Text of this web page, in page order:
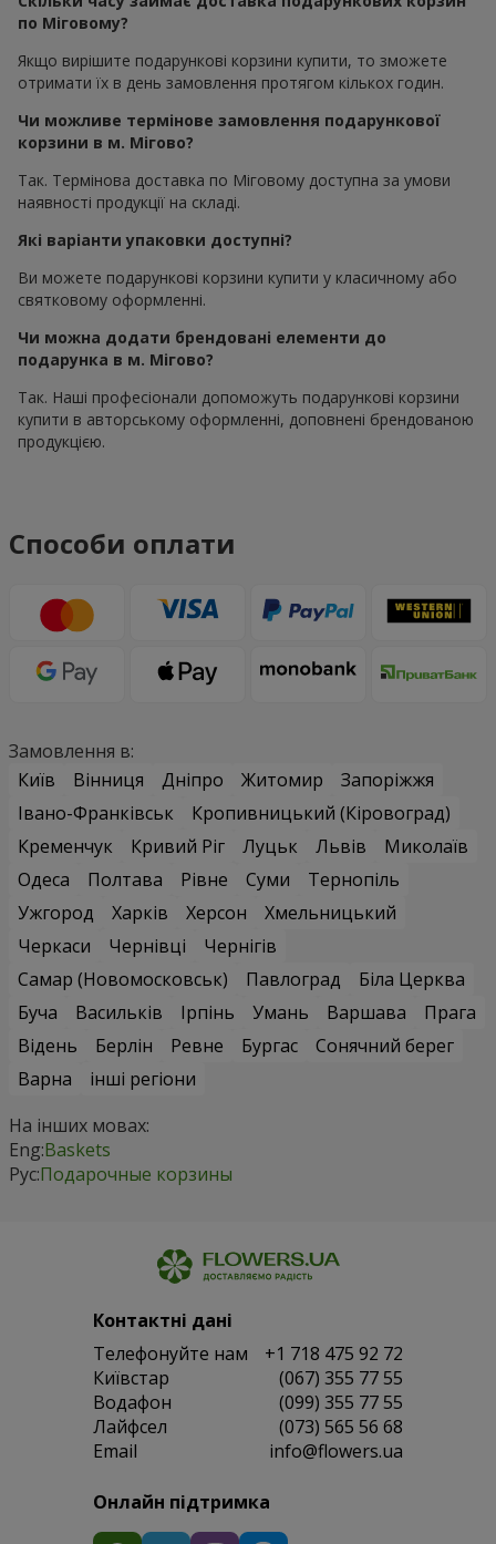
по Міговому?
Якщо вирішите подарункові корзини купити, то зможете
отримати їх в день замовлення протягом кількох годин.
Чи можливе термінове замовлення подарункової
корзини в м. Мігово?
Так. Термінова доставка по Міговому доступна за умови
наявності продукції на складі.
Які варіанти упаковки доступні?
Ви можете подарункові корзини купити у класичному або
святковому оформленні.
Чи можна додати брендовані елементи до
подарунка в м. Мігово?
Так. Наші професіонали допоможуть подарункові корзини
купити в авторському оформленні, доповнені брендованою
продукцією.
Способи оплати
Замовлення в:
Київ
Вінниця Дніпро Житомир
Запоріжжя
Івано-Франківськ
Кропивницький (Кіровоград)
Кременчук
Кривий Ріг Луцьк Львів
Миколаїв
Одеса
Полтава Рівне Суми
Тернопіль
Ужгород
Харків Херсон
Хмельницький
Черкаси
Чернівці
Чернігів
Самар (Новомосковськ)
Павлоград
Біла Церква
Буча
Васильків Ірпінь Умань Варшава
Прага
Відень
Берлін Ревне Бургас
Сонячний берег
Варна
інші регіони
На інших мовах:
Eng:Baskets
Рус:Подарочные корзины
Контактні дані
Телефонуйте нам
+1 718 475 92 72
Київстар
(067) 355 77 55
Водафон
(099) 355 77 55
Лайфсел
(073) 565 56 68
Email
info@flowers.ua
Онлайн підтримка